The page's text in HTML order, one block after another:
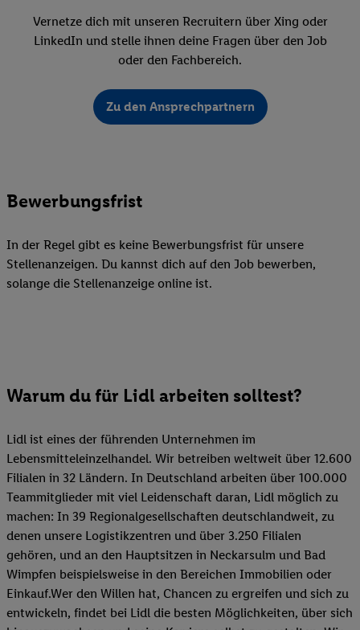
Vernetze dich mit unseren Recruitern über Xing oder
LinkedIn und stelle ihnen deine Fragen über den Job
oder den Fachbereich.
Zu den Ansprechpartnern
Bewerbungsfrist
In der Regel gibt es keine Bewerbungsfrist für unsere
Stellenanzeigen. Du kannst dich auf den Job bewerben,
solange die Stellenanzeige online ist.
Warum du für Lidl arbeiten solltest?
Lidl ist eines der führenden Unternehmen im
Lebensmitteleinzelhandel. Wir betreiben weltweit über 12.600
Filialen in 32 Ländern. In Deutschland arbeiten über 100.000
Teammitglieder mit viel Leidenschaft daran, Lidl möglich zu
machen: In 39 Regionalgesellschaften deutschlandweit, zu
denen unsere Logistikzentren und über 3.250 Filialen
gehören, und an den Hauptsitzen in Neckarsulm und Bad
Wimpfen beispielsweise in den Bereichen Immobilien oder
Einkauf.Wer den Willen hat, Chancen zu ergreifen und sich zu
entwickeln, findet bei Lidl die besten Möglichkeiten, über sich